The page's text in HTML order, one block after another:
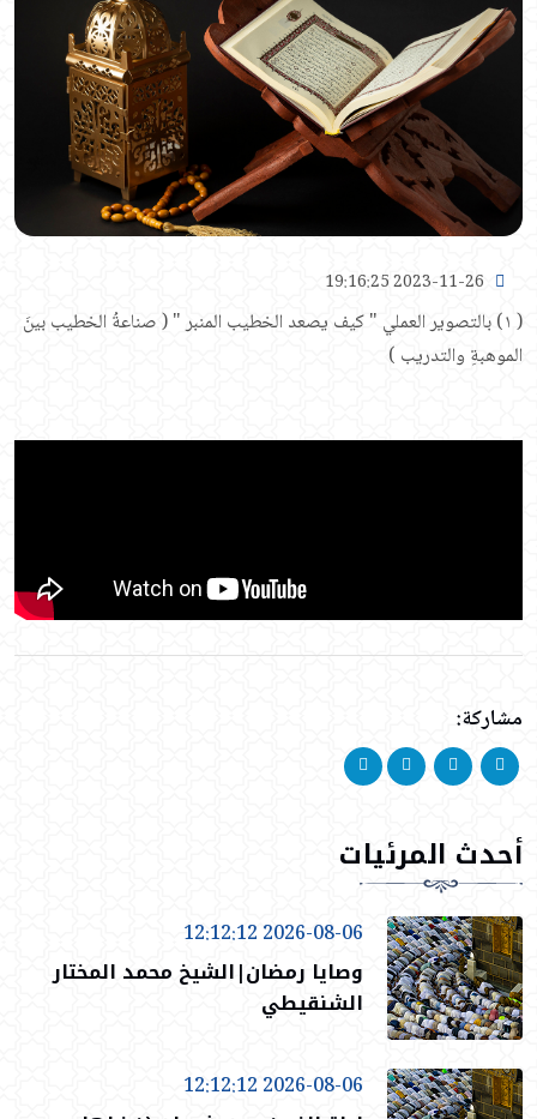
( ١) بالتصوير العملي " كيف يصعد الخطيب المنبر " ( صناعةُ الخطيب بينَ
الموهبةِ والتدريب )
مشاركة:
أحدث المرئيات
2026-08-06 12:12:12
وصايا رمضان|الشيخ محمد المختار
الشنقيطي
2026-08-06 12:12:12